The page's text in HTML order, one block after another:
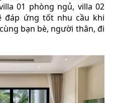
01 phòng ngủ, villa 02
đáp ứng tốt nhu cầu khi
bạn bè, người thân, đi